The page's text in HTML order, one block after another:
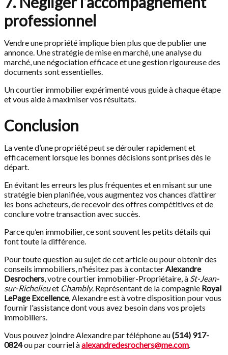
professionnel
Vendre une propriété implique bien plus que de publier une
annonce. Une stratégie de mise en marché, une analyse du
marché, une négociation efficace et une gestion rigoureuse des
documents sont essentielles.
Un courtier immobilier expérimenté vous guide à chaque étape
et vous aide à maximiser vos résultats.
Conclusion
La vente d’une propriété peut se dérouler rapidement et
efficacement lorsque les bonnes décisions sont prises dès le
départ.
En évitant les erreurs les plus fréquentes et en misant sur une
stratégie bien planifiée, vous augmentez vos chances d’attirer
les bons acheteurs, de recevoir des offres compétitives et de
conclure votre transaction avec succès.
Parce qu’en immobilier, ce sont souvent les petits détails qui
font toute la différence.
Pour toute question au sujet de cet article ou pour obtenir des
conseils immobiliers, n'hésitez pas à contacterAlexandre
Desrochers, votre courtier immobilier-Propriétaire, à St-Jean-
sur-Richelieuet Chambly. Représentant de la compagnie Royal
LePage Excellence, Alexandre est à votre disposition pour vous
fournir l'assistance dont vous avez besoin dans vos projets
immobiliers.
Vous pouvez joindre Alexandre par téléphone au(514) 917-
0824ou par courriel àalexandredesrochers@me.com.